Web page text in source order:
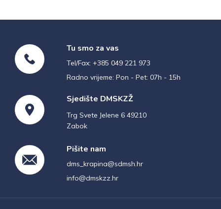
Tu smo za vas
Tel/Fax: +385 049 221 973
Radno vrijeme: Pon - Pet: 07h - 15h
Sjedište DMSKZŽ
Trg Svete Jelene 6 49210
Zabok
Pišite nam
dms_krapina@sdmsh.hr
info@dmskzz.hr